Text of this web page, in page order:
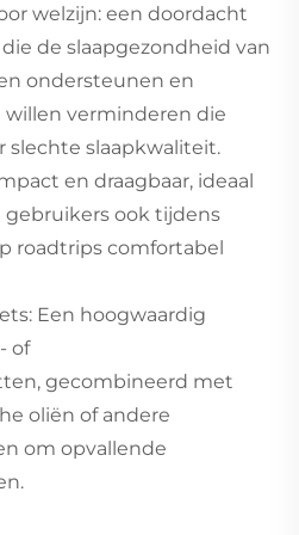
welzijn: een doordacht
de slaapgezondheid van
ondersteunen en
verminderen die
slechte slaapkwaliteit.
en draagbaar, ideaal
gebruikers ook tijdens
roadtrips comfortabel
Een hoogwaardig
of
gecombineerd met
oliën of andere
om opvallende